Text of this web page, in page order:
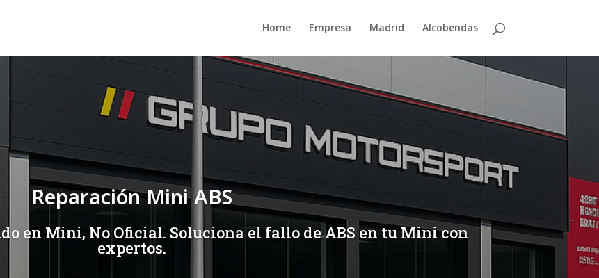
Home Empresa Madrid Alcobendas
Reparación Mini ABS
en Mini, No Oficial. Soluciona el fallo de ABS en tu Mini con
expertos.